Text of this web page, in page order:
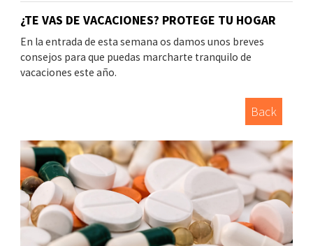
¿TE VAS DE VACACIONES? PROTEGE TU HOGAR
En la entrada de esta semana os damos unos breves
consejos para que puedas marcharte tranquilo de
vacaciones este año.
Back